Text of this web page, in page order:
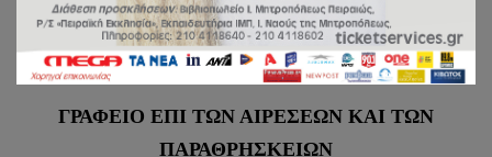
ΙΕΡΑ ΜΗΤΡΟΠΟΛΙΣ ΠΕΙΡΑΙΩΣ
ΓΡΑΦΕΙΟ ΕΠΙ ΤΩΝ ΑΙΡΕΣΕΩΝ ΚΑΙ ΤΩΝ
ΠΑΡΑΘΡΗΣΚΕΙΩΝ